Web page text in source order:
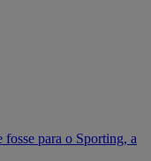
para o Sporting, a